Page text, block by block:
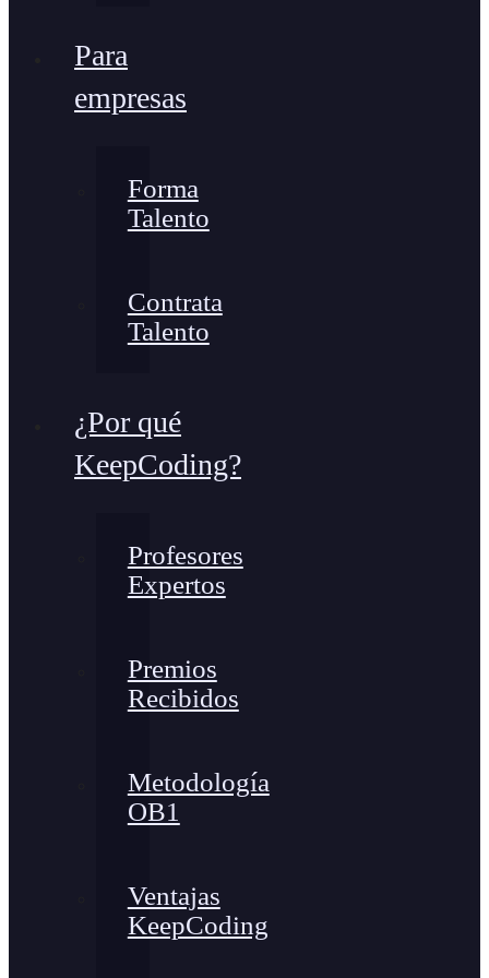
Para
empresas
Forma
Talento
Contrata
Talento
¿Por qué
KeepCoding?
Profesores
Expertos
Premios
Recibidos
Metodología
OB1
Ventajas
KeepCoding